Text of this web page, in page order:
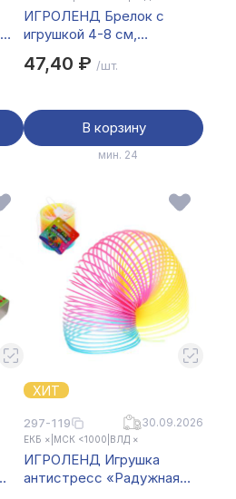
ИГРОЛЕНД Брелок с
игрушкой 4-8 см,
47,40 ₽ /шт.
В корзину
мин. 24
ХИТ
297-119 30.09.2026
ЕКБ × МСК <1000 ВЛД ×
ИГРОЛЕНД Игрушка
антистресс «Радужная